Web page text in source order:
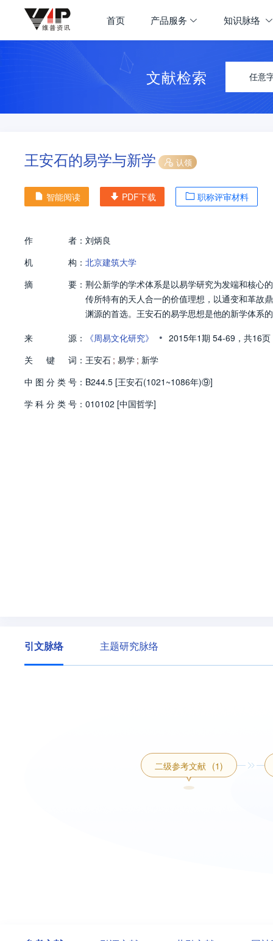
首页 产品服务 知识脉络
文献检索 任意
王安石的易学与新学 认领
智能阅读 PDF下载 职称评审材料
作 者： 刘炳良
机
构： 北京建筑大学
摘
要： 荆公新学的学术体系是以易学研究为发端和核心
传所特有的天人合一的价值理想，以通变和革故
渊源的首选。王安石的易学思想是他的新学体系
来
源： 《周易文化研究》 • 2015年1期 54-69， 共16页
关
键 词： 王安石 ; 易学 ; 新学
中 图 分 类 号： B244.5 [王安石(1021~1086年)⑨]
学 科 分 类 号： 010102 [中国哲学]
引文脉络 主题研究脉络
二级参考文献 (1)